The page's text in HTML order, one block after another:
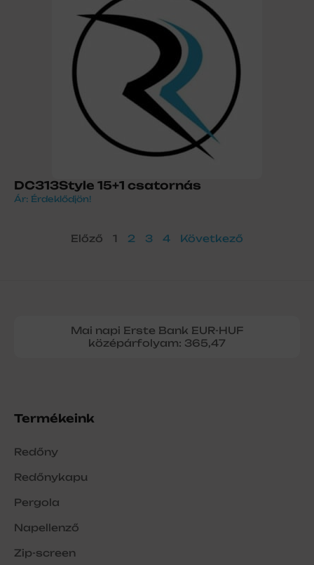
DC313Style 15+1 csatornás
Ár: Érdeklődjön!
Előző 1 2 3 4 Következő
Mai napi Erste Bank EUR-HUF
középárfolyam: 365,47
Termékeink
Redőny
Redőnykapu
Pergola
Napellenző
Zip-screen